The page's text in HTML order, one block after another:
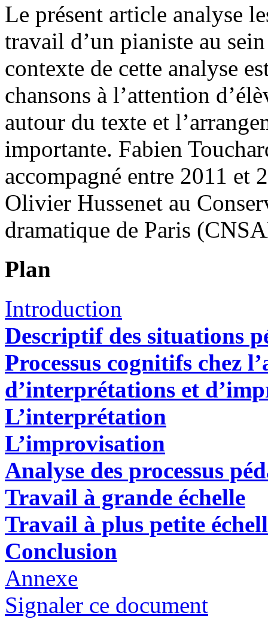
Le présent article analyse
travail d’un pianiste au
contexte de cette analyse
chansons à l’attention
autour du texte et
importante. Fabien
accompagné entre 2011 et
Olivier Hussenet au
dramatique de Paris
Plan
Introduction
Descriptif des situations
Processus cognitifs chez
d’interprétations et
L’interprétation
L’improvisation
Analyse des processus
Travail à grande échelle
Travail à plus petite
Conclusion
Annexe
Signaler ce document